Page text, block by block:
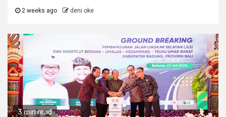
2 weeks ago deni oke
3 min read